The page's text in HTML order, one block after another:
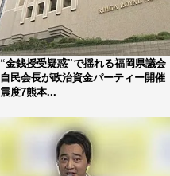
“金銭授受疑惑”で揺れる福岡県議会
自民会長が政治資金パーティー開催
震度7熊本...